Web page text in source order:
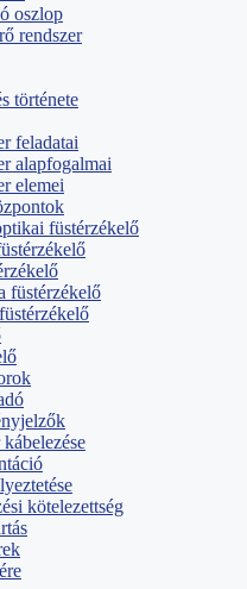
oszlop
rendszer
története
feladatai
alapfogalmai
elemei
füstérzékelő
füstérzékelő
kötelezettség